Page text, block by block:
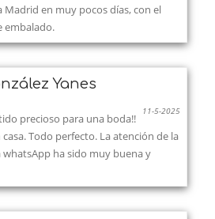
Madrid en muy pocos días, con el
embalado.
Yanes
11-5-2025
precioso para una boda!!
Todo perfecto. La atención de la
ha sido muy buena y